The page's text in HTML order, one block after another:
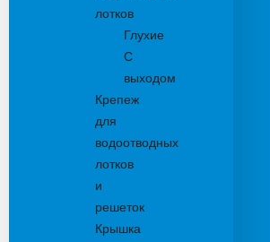
лотков
Глухие
С
выходом
Крепеж
для
водоотводных
лотков
и
решеток
Крышка